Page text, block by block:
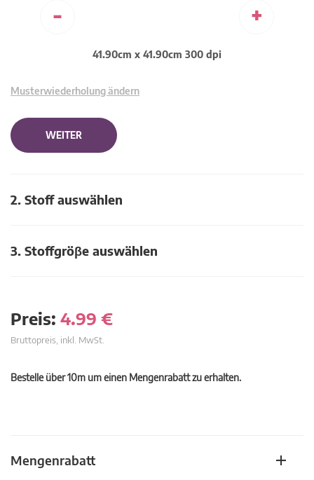
- +
41.90cm x 41.90cm 300 dpi
Musterwiederholung ändern
WEITER
2. Stoff auswählen
3. Stoffgröβe auswählen
Preis: 4.99 €
Bruttopreis, inkl. MwSt.
Bestelle über 10m um einen Mengenrabatt zu erhalten.
Mengenrabatt